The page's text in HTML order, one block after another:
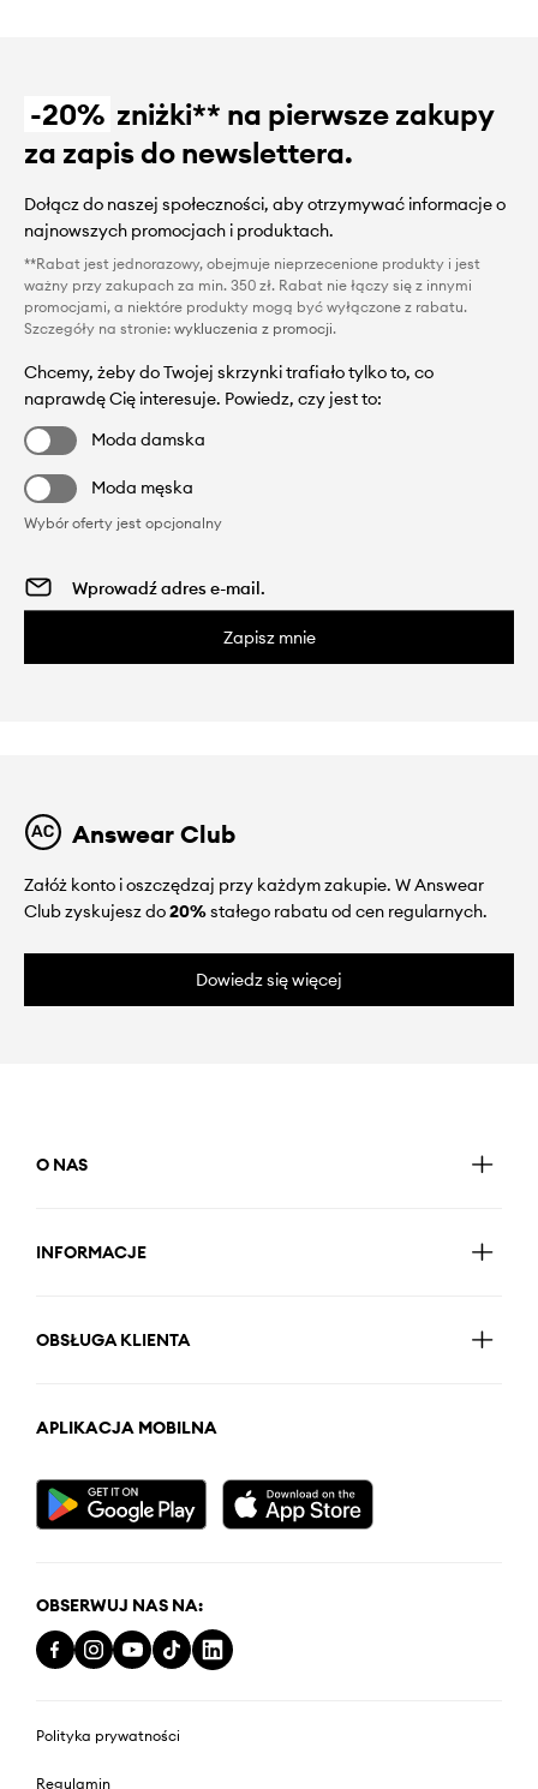
-20% zniżki** na pierwsze zakupy
za zapis do newslettera.
Dołącz do naszej społeczności, aby otrzymywać informacje o
najnowszych promocjach i produktach.
**Rabat jest jednorazowy, obejmuje nieprzecenione produkty i jest
ważny przy zakupach za min. 350 zł. Rabat nie łączy się z innymi
promocjami, a niektóre produkty mogą być wyłączone z rabatu.
Szczegóły na stronie: wykluczenia z promocji.
Chcemy, żeby do Twojej skrzynki trafiało tylko to, co
naprawdę Cię interesuje. Powiedz, czy jest to:
Moda damska
Moda męska
Wybór oferty jest opcjonalny
Zapisz mnie
Answear Club
Załóż konto i oszczędzaj przy każdym zakupie. W Answear
Club zyskujesz do20%stałego rabatu od cen regularnych.
Dowiedz się więcej
O NAS
INFORMACJE
OBSŁUGA KLIENTA
APLIKACJA MOBILNA
OBSERWUJ NAS NA:
Polityka prywatności
Regulamin